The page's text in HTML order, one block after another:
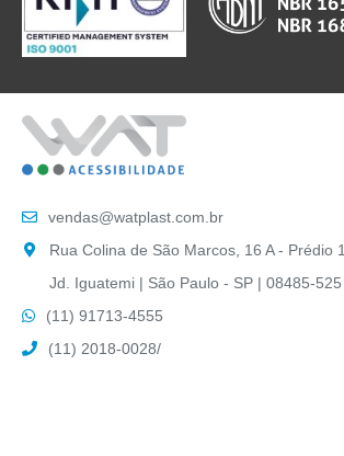
vendas@watplast.com.br
Rua Colina de São Marcos, 16 A - Prédio 1
Jd. Iguatemi | São Paulo - SP | 08485-525
(11) 91713-4555
(11) 2018-0028/